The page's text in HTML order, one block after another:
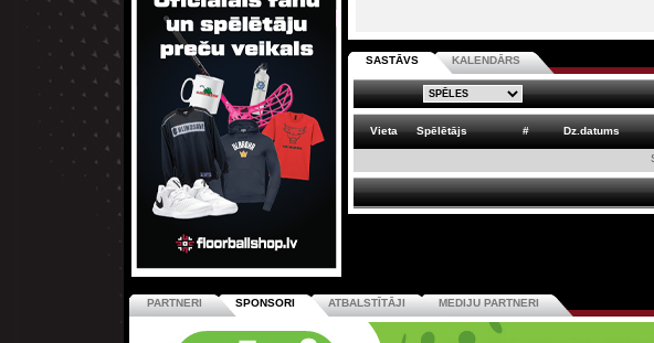
SASTĀVS KALENDĀRS
Vieta Spēlētājs # Dz.datums
PARTNERI SPONSORI ATBALSTĪTĀJI MEDIJU PARTNERI